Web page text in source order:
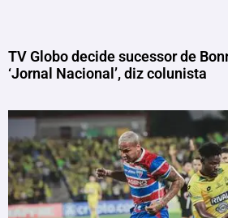
TV Globo decide sucessor de
‘Jornal Nacional’, diz colunista